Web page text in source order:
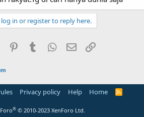
in or register to reply here.
Reddit PinterestTumblr WhatsApp
Email
Privacy policy Help Home
R
® © 2010-2023 XenForo Ltd.